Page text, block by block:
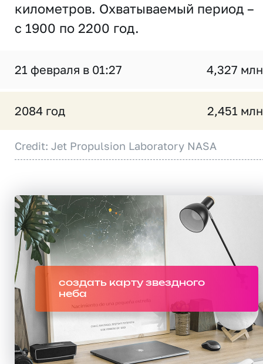
километров. Охватываемый период –
с 1900 по 2200 год.
21 февраля в 01:27 4,327
2084 год 2,451
Credit: Jet Propulsion Laboratory NASA
создать карту звездного
неба